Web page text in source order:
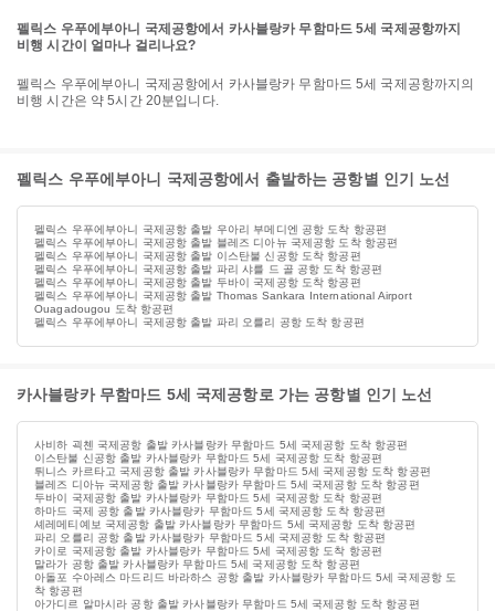
펠릭스 우푸에부아니 국제공항에서 카사블랑카 무함마드 5세 국제공항까지
비행 시간이 얼마나 걸리나요?
펠릭스 우푸에부아니 국제공항에서 카사블랑카 무함마드 5세 국제공항까지의
비행 시간은 약 5시간 20분입니다.
펠릭스 우푸에부아니 국제공항에서 출발하는 공항별 인기 노선
펠릭스 우푸에부아니 국제공항 출발 우아리 부메디엔 공항 도착 항공편
펠릭스 우푸에부아니 국제공항 출발 블레즈 디아뉴 국제공항 도착 항공편
펠릭스 우푸에부아니 국제공항 출발 이스탄불 신공항 도착 항공편
펠릭스 우푸에부아니 국제공항 출발 파리 샤를 드 골 공항 도착 항공편
펠릭스 우푸에부아니 국제공항 출발 두바이 국제공항 도착 항공편
펠릭스 우푸에부아니 국제공항 출발 Thomas Sankara International Airport
Ouagadougou 도착 항공편
펠릭스 우푸에부아니 국제공항 출발 파리 오를리 공항 도착 항공편
카사블랑카 무함마드 5세 국제공항로 가는 공항별 인기 노선
사비하 괵첸 국제공항 출발 카사블랑카 무함마드 5세 국제공항 도착 항공편
이스탄불 신공항 출발 카사블랑카 무함마드 5세 국제공항 도착 항공편
튀니스 카르타고 국제공항 출발 카사블랑카 무함마드 5세 국제공항 도착 항공편
블레즈 디아뉴 국제공항 출발 카사블랑카 무함마드 5세 국제공항 도착 항공편
두바이 국제공항 출발 카사블랑카 무함마드 5세 국제공항 도착 항공편
하마드 국제 공항 출발 카사블랑카 무함마드 5세 국제공항 도착 항공편
셰레메티예보 국제공항 출발 카사블랑카 무함마드 5세 국제공항 도착 항공편
파리 오를리 공항 출발 카사블랑카 무함마드 5세 국제공항 도착 항공편
카이로 국제공항 출발 카사블랑카 무함마드 5세 국제공항 도착 항공편
말라가 공항 출발 카사블랑카 무함마드 5세 국제공항 도착 항공편
아돌포 수아레스 마드리드 바라하스 공항 출발 카사블랑카 무함마드 5세 국제공항 도
착 항공편
아가디르 알마시라 공항 출발 카사블랑카 무함마드 5세 국제공항 도착 항공편